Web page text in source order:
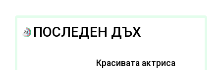
ПОСЛЕДЕН ДЪХ
Красивата актриса